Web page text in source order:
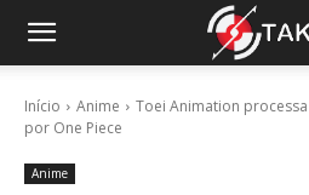
Início Anime
Toei Animation
por One Piece
Anime